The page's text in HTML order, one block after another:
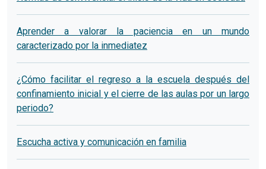
Aprender a valorar la paciencia en un mundo
caracterizado por la inmediatez
¿Cómo facilitar el regreso a la escuela después del
confinamiento inicial y el cierre de las aulas por un largo
periodo?
Escucha activa y comunicación en familia